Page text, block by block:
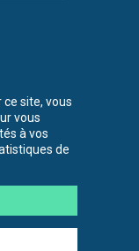
site, vous
vous
à vos
de